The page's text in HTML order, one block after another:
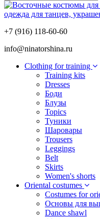
+7 (916) 118-60-60
info@ninatorshina.ru
Сlothing for training
Training kits
Dresses
Боди
Блузы
Topics
Туники
Шаровары
Trousers
Leggings
Belt
Skirts
Women's shorts
Oriental costumes
Costumes for
Основы для
Dance shawl